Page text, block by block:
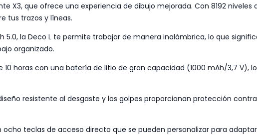
X3, que ofrece una experiencia de dibujo mejorada. Con 8192 niveles
tus trazos y líneas.
5.0, la Deco L te permite trabajar de manera inalámbrica, lo que
organizado.
horas con una batería de litio de gran capacidad (1000 mAh/3,7 V),
resistente al desgaste y los golpes proporcionan protección
ocho teclas de acceso directo que se pueden personalizar para